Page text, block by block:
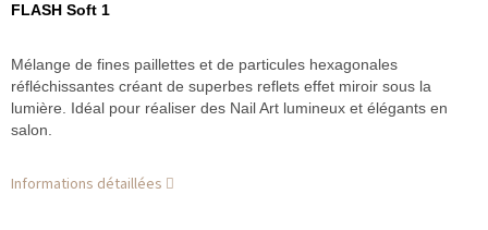
FLASH Soft 1
Mélange de fines paillettes et de particules hexagonales
réfléchissantes créant de superbes reflets effet miroir sous la
lumière. Idéal pour réaliser des Nail Art lumineux et élégants en
salon.
Informations détaillées